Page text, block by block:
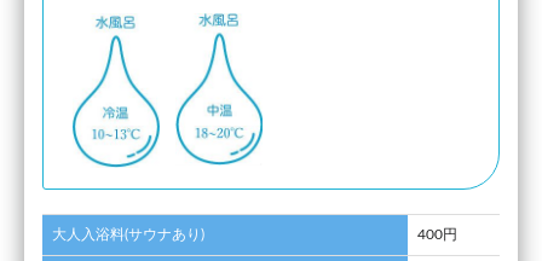
大人入浴料(サウナあり) 400円